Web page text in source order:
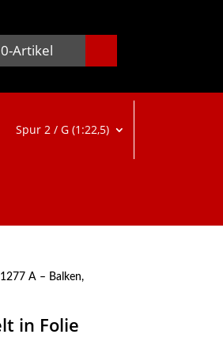
0-Artikel
Spur 2 / G (1:22,5)
A – Balken,
in Folie